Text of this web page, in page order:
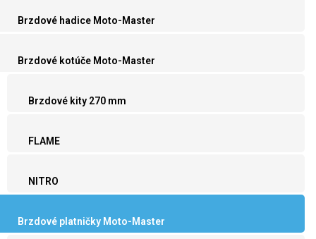
Brzdové hadice Moto-Master
Brzdové kotúče Moto-Master
Brzdové kity 270 mm
FLAME
NITRO
Brzdové platničky Moto-Master